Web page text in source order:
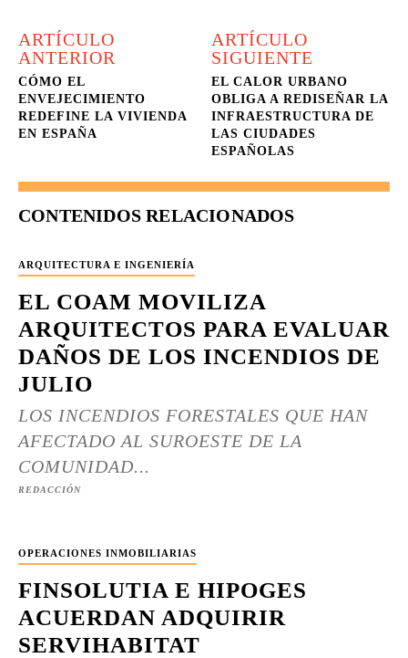
ARTÍCULO
ANTERIOR
CÓMO EL
ENVEJECIMIENTO
REDEFINE LA VIVIENDA
EN ESPAÑA
ARTÍCULO
SIGUIENTE
EL CALOR URBANO
OBLIGA A REDISEÑAR LA
INFRAESTRUCTURA DE
LAS CIUDADES
ESPAÑOLAS
CONTENIDOS RELACIONADOS
ARQUITECTURA E INGENIERÍA
EL COAM MOVILIZA
ARQUITECTOS PARA EVALUAR
DAÑOS DE LOS INCENDIOS DE
JULIO
LOS INCENDIOS FORESTALES QUE HAN
AFECTADO AL SUROESTE DE LA
COMUNIDAD...
REDACCIÓN
OPERACIONES INMOBILIARIAS
FINSOLUTIA E HIPOGES
ACUERDAN ADQUIRIR
SERVIHABITAT